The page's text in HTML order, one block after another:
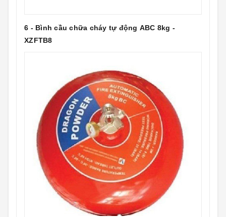
6 - Bình cầu chữa cháy tự động ABC 8kg -
XZFTB8